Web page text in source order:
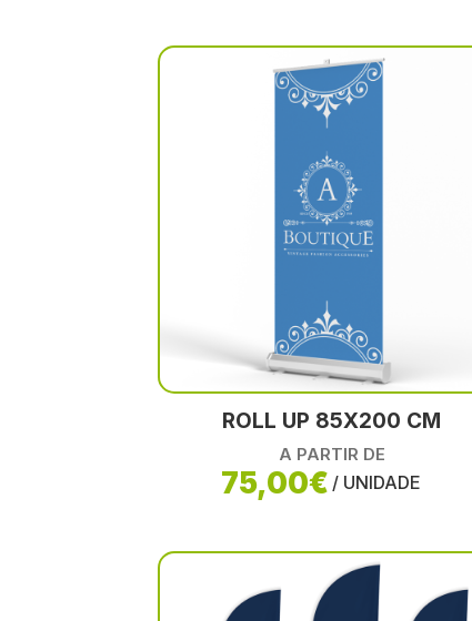
ROLL UP 85X200 CM
A PARTIR DE
75,00€ / UNIDADE